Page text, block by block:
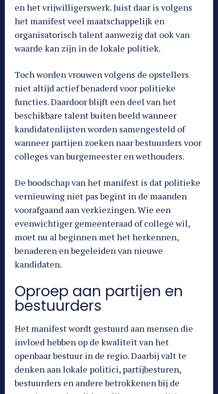
en het vrijwilligerswerk. Juist daar is volgens
het manifest veel maatschappelijk en
organisatorisch talent aanwezig dat ook van
waarde kan zijn in de lokale politiek.
Toch worden vrouwen volgens de opstellers
niet altijd actief benaderd voor politieke
functies. Daardoor blijft een deel van het
beschikbare talent buiten beeld wanneer
kandidatenlijsten worden samengesteld of
wanneer partijen zoeken naar bestuurders voor
colleges van burgemeester en wethouders.
De boodschap van het manifest is dat politieke
vernieuwing niet pas begint in de maanden
voorafgaand aan verkiezingen. Wie een
evenwichtiger gemeenteraad of college wil,
moet nu al beginnen met het herkennen,
benaderen en begeleiden van nieuwe
kandidaten.
Oproep aan partijen en
bestuurders
Het manifest wordt gestuurd aan mensen die
invloed hebben op de kwaliteit van het
openbaar bestuur in de regio. Daarbij valt te
denken aan lokale politici, partijbesturen,
bestuurders en andere betrokkenen bij de